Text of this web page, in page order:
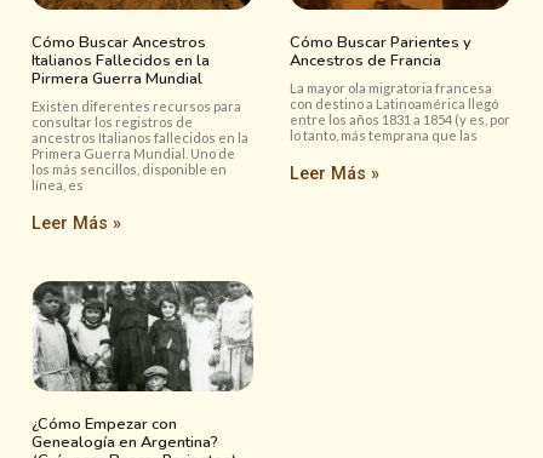
Cómo Buscar Ancestros
Italianos Fallecidos en la
Pirmera Guerra Mundial
Existen diferentes recursos para
consultar los registros de
ancestros Italianos fallecidos en la
Primera Guerra Mundial. Uno de
los más sencillos, disponible en
línea, es
Leer Más »
Cómo Buscar Parientes y
Ancestros de Francia
La mayor ola migratoria francesa
con destino a Latinoamérica llegó
entre los años 1831 a 1854 (y es, por
lo tanto, más temprana que las
Leer Más »
¿Cómo Empezar con
Genealogía en Argentina?